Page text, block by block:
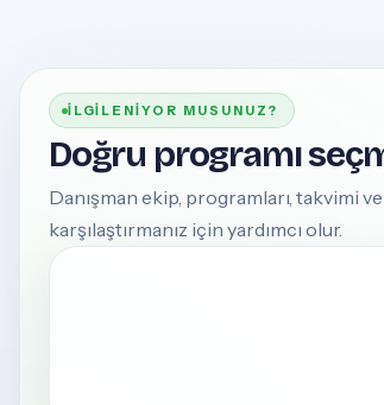
İLGILENIYOR MUSUNUZ?
Doğru programı
Danışman ekip, programları, takvimi
karşılaştırmanız için yardımcı olur.